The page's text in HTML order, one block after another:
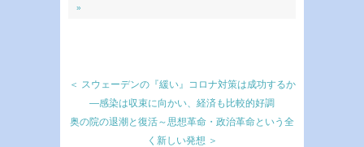
»
＜ スウェーデンの『緩い』コロナ対策は成功するか
―感染は収束に向かい、経済も比較的好調
奥の院の退潮と復活～思想革命・政治革命という全
く新しい発想 ＞